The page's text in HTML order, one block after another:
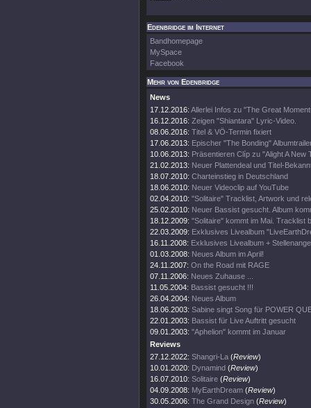
Edenbridge im Internet
Bandhomepage
MySpace
Facebook
Mehr von Edenbridge
News
17.12.2016: Allerlei Infos zu "The Great
16.12.2016: Zeigen "Shiantara" Lyric-Video.
08.06.2016: Titel & VÖ-Termin fixiert
17.06.2013: Epischer "The Bonding"
10.06.2013: Präsentieren Clíp zu "Alight A New
21.02.2013: Neuer Plattendeal und Titel-
18.07.2010: Charteinstieg in Deutschland
18.06.2010: Neuer Videoclip auf YouTube
02.04.2010: "Solitaire" Tracklist, Artwork und
25.02.2010: Neuer Bassist gesucht. Album
18.12.2009: "Solitaire" kommt im Mai. Tracklist
22.03.2009: Exklusives Livealbum
16.11.2008: Exklusives Livealbum +
01.03.2008: Neues Album im April!
24.11.2007: On the Road mit RAGE
07.11.2006: Neues Zuhause ...
11.05.2004: Bassist gesucht !!!
26.04.2004: Neues Album
18.06.2003: Sabine singt Song für POWER
22.01.2003: Bassist für Live Auftritt gesucht
09.01.2003: "Aphelion" kommt im Januar
Reviews
27.12.2022: Shangri-La (Review)
10.01.2020: Dynamind (Review)
16.07.2010: Solitaire (Review)
04.09.2008: MyEarthDream (Review)
30.05.2006: The Grand Design (Review)